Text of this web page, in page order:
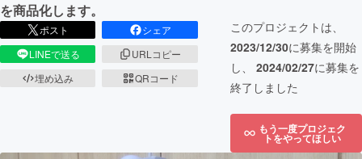
を商品化します。
ポスト
シェア
LINEで送る
URLコピー
埋め込み
QRコード
このプロジェクトは、
2023/12/30に募集を開始
し、 2024/02/27に募集を
終了しました
もう一度プロジェク
トをやってほしい